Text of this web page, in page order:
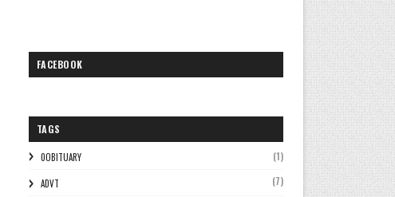
FACEBOOK
TAGS
0OBITUARY (1)
ADVT (7)